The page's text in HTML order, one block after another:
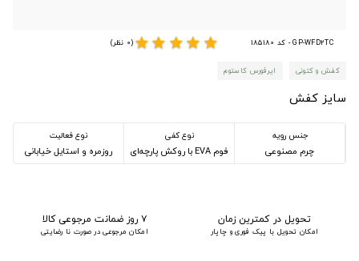
GP-WFD2TC - کد 185180 star
star
star
star
star(0 نظر)
کفش و کتونی ایرفورس کاستوم
سایز کفش
جنس رویه
چرم مصنوعی
نوع کفی
فوم EVA با روکش پارچه‌ای
نوع فعالیت
روزمره و استایل خیابانی
تحویل در کمترین زمان
امکان تحویل با پیک فوری و چاپار
۷ روز ضمانت مرجوعی کالا
امکان مرجوعی در صورت نا رضایتی